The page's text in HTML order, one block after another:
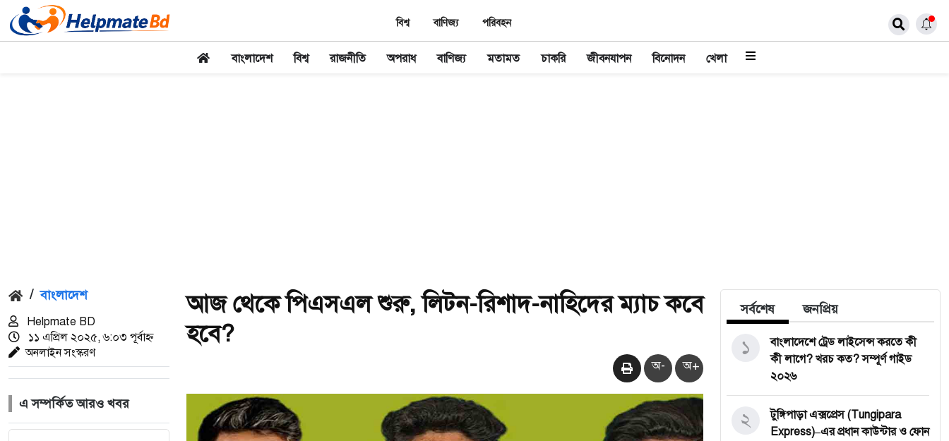
বিশ্ব বাণিজ্য পরিবহন
বাংলাদেশ বিশ্ব রাজনীতি অপরাধ বাণিজ্য মতামত চাকরি জীবনযাপন বিনোদন খেলা
/ বাংলাদেশ
Helpmate BD
১১ এপ্রিল ২০২৫, ৬:০৩ পূর্বাহ্ন
অনলাইন সংস্করণ
এ সম্পর্কিত আরও খবর
আজ থেকে পিএসএল শুরু, লিটন-রিশাদ-নাহিদের ম্যাচ কবে
হবে?
অ- অ+
সর্বশেষ জনপ্রিয়
বাংলাদেশে ট্রেড লাইসেন্স করতে কী
কী লাগে? খরচ কত? সম্পূর্ণ গাইড
২০২৬
১
টুঙ্গিপাড়া এক্সপ্রেস (Tungipara
Express)–এর প্রধান কাউন্টার ও ফোন
২